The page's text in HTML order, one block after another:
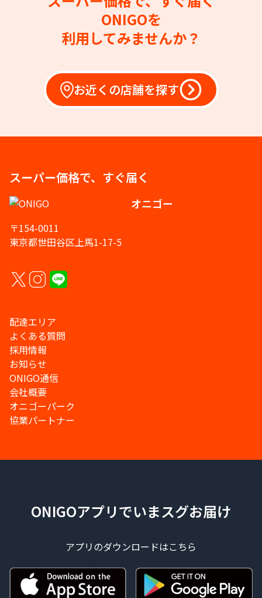
ONIGOを
利用してみませんか？
お近くの店舗を探す
スーパー価格で、すぐ届く
オニゴー
〒154-0011
東京都世田谷区上馬1-17-5
配達エリア
よくある質問
採用情報
お知らせ
ONIGO通信
会社概要
オニゴーパーク
協業パートナー
ONIGOアプリでいまスグお届け
アプリのダウンロードはこちら